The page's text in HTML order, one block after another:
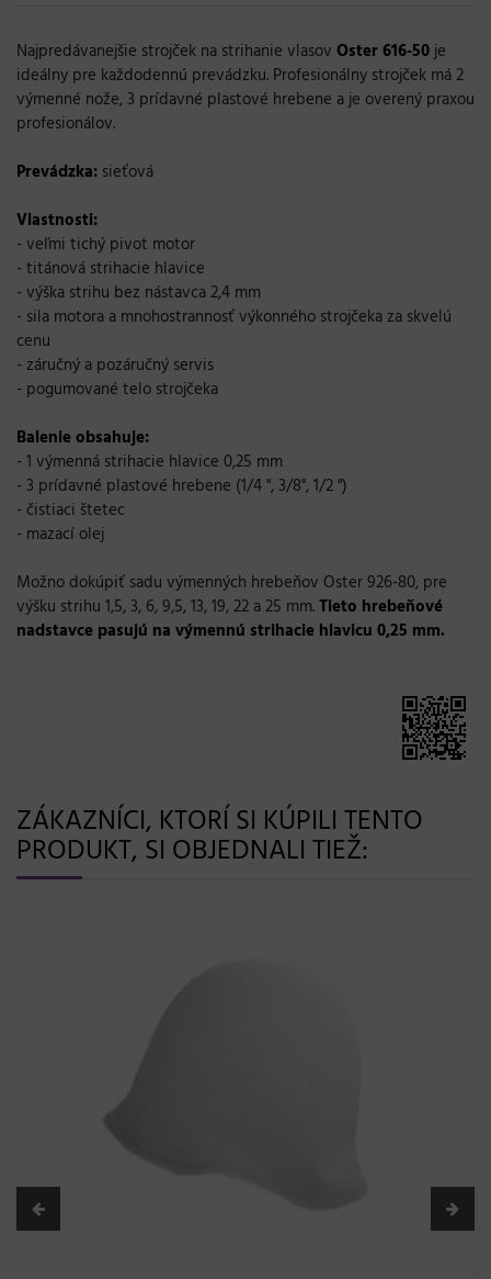
Najpredávanejšie strojček na strihanie vlasov Oster616-50je
ideálny pre každodennú prevádzku. Profesionálny strojček má2
výmenné nože, 3 prídavné plastové hrebene aje overený praxou
profesionálov.
Prevádzka: sieťová
Vlastnosti:
- veľmi tichý pivot motor
- titánová strihacie hlavice
- výška strihu bez nástavca2,4 mm
- sila motora a mnohostrannosťvýkonného strojčeka za skvelú
cenu
- záručný a pozáručný servis
- pogumované telo strojčeka
Balenie obsahuje:
- 1 výmenná strihacie hlavice 0,25 mm
- 3 prídavné plastové hrebene (1/4 ", 3/8",1/2 ")
- čistiaci štetec
- mazací olej
Možno dokúpiť sadu výmenných hrebeňov Oster926-80, pre
výšku strihu 1,5, 3, 6,9,5,13,19,22 a25 mm.Tieto hrebeňové
nadstavce pasujú na výmennú strihacie hlavicu 0,25 mm.
ZÁKAZNÍCI, KTORÍ SI KÚPILI TENTO
PRODUKT, SI OBJEDNALI TIEŽ: